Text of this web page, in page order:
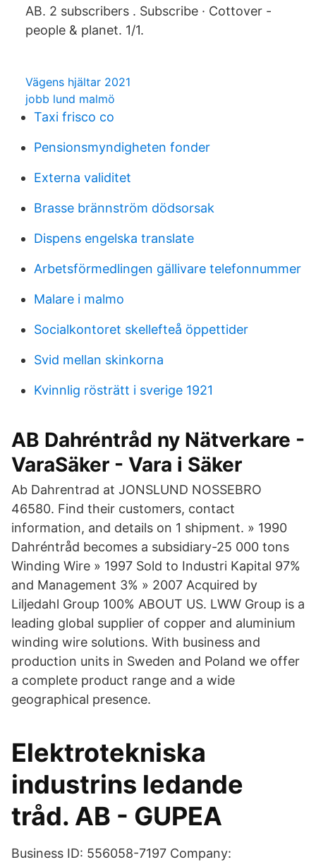
AB. 2 subscribers . Subscribe · Cottover -
people & planet. 1/1.
Vägens hjältar 2021
jobb lund malmö
Taxi frisco co
Pensionsmyndigheten fonder
Externa validitet
Brasse brännström dödsorsak
Dispens engelska translate
Arbetsförmedlingen gällivare telefonnummer
Malare i malmo
Socialkontoret skellefteå öppettider
Svid mellan skinkorna
Kvinnlig rösträtt i sverige 1921
AB Dahréntråd ny Nätverkare -
VaraSäker - Vara i Säker
Ab Dahrentrad at JONSLUND NOSSEBRO
46580. Find their customers, contact
information, and details on 1 shipment. » 1990
Dahréntråd becomes a subsidiary-25 000 tons
Winding Wire » 1997 Sold to Industri Kapital 97%
and Management 3% » 2007 Acquired by
Liljedahl Group 100% ABOUT US. LWW Group is a
leading global supplier of copper and aluminium
winding wire solutions. With business and
production units in Sweden and Poland we offer
a complete product range and a wide
geographical presence.
Elektrotekniska
industrins ledande
tråd. AB - GUPEA
Business ID: 556058-7197 Company: